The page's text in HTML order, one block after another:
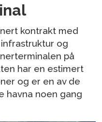
kontrakt med
infrastruktur og
på
har en estimert
og er en av de
havna noen gang